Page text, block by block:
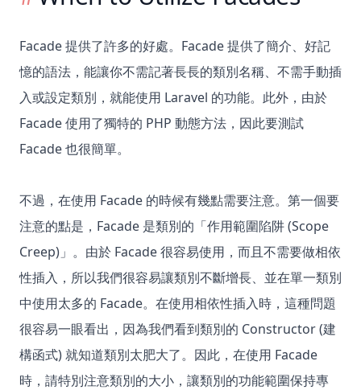
Facade 提供了許多的好處。Facade 提供了簡介、好記
憶的語法，能讓你不需記著長長的類別名稱、不需手動插
入或設定類別，就能使用 Laravel 的功能。此外，由於
Facade 使用了獨特的 PHP 動態方法，因此要測試
Facade 也很簡單。
不過，在使用 Facade 的時候有幾點需要注意。第一個要
注意的點是，Facade 是類別的「作用範圍陷阱 (Scope
Creep)」。由於 Facade 很容易使用，而且不需要做相依
性插入，所以我們很容易讓類別不斷增長、並在單一類別
中使用太多的 Facade。在使用相依性插入時，這種問題
很容易一眼看出，因為我們看到類別的 Constructor (建
構函式) 就知道類別太肥大了。因此，在使用 Facade
時，請特別注意類別的大小，讓類別的功能範圍保持專